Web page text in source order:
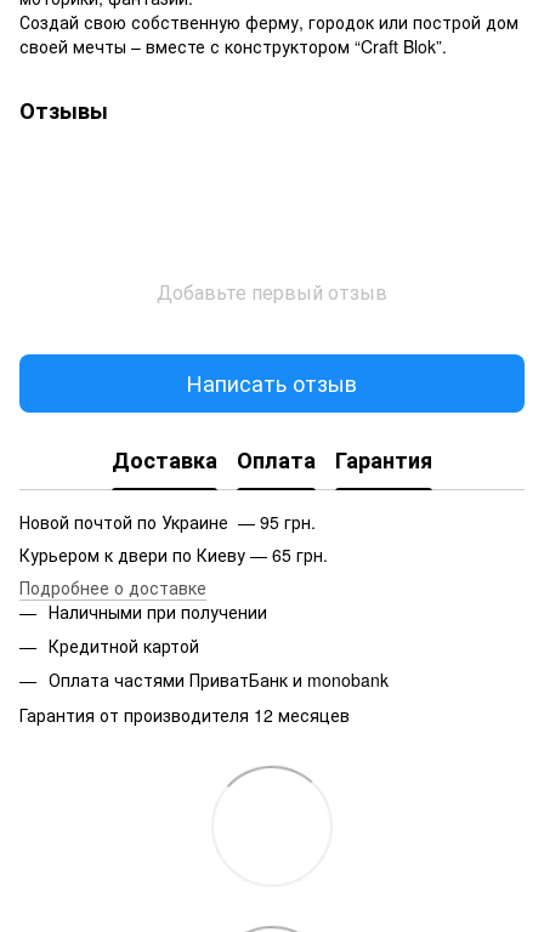
Создай свою собственную ферму, городок или построй дом
своей мечты – вместе с конструктором “Craft Blok”.
Отзывы
Добавьте первый отзыв
Написать отзыв
Доставка Оплата Гарантия
Новой почтой по Украине — 95 грн.
Курьером к двери по Киеву — 65 грн.
Подробнее о доставке
Наличными при получении
Кредитной картой
Оплата частями ПриватБанк и monobank
Гарантия от производителя 12 месяцев